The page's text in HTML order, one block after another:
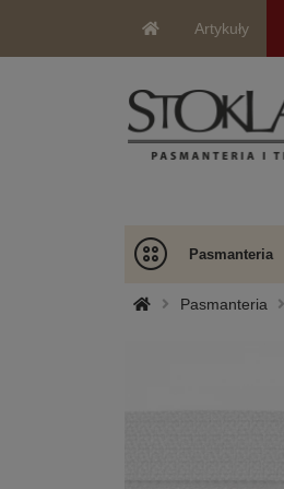
Artykuły
Pasmanteria
Pasmanteria